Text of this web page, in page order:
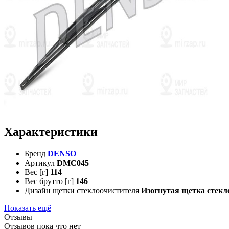
Характеристики
Бренд DENSO
Артикул DMC045
Вес [г] 114
Вес брутто [г] 146
Дизайн щетки стеклоочистителя Изогнутая щетка
Показать ещё
Отзывы
Отзывов пока что нет